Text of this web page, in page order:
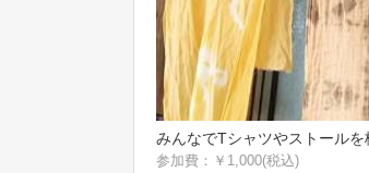
みんなでTシャツやストール
参加費：￥1,000(税込)